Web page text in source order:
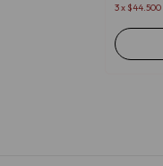
3x $44.500